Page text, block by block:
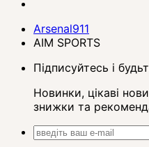
Arsenal911
AIM SPORTS
Підписуйтесь і
Новинки, цікаві
знижки та